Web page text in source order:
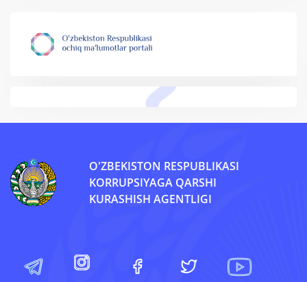
O'ZBEKISTON RESPUBLIKASI
KORRUPSIYAGA QARSHI
KURASHISH AGENTLIGI